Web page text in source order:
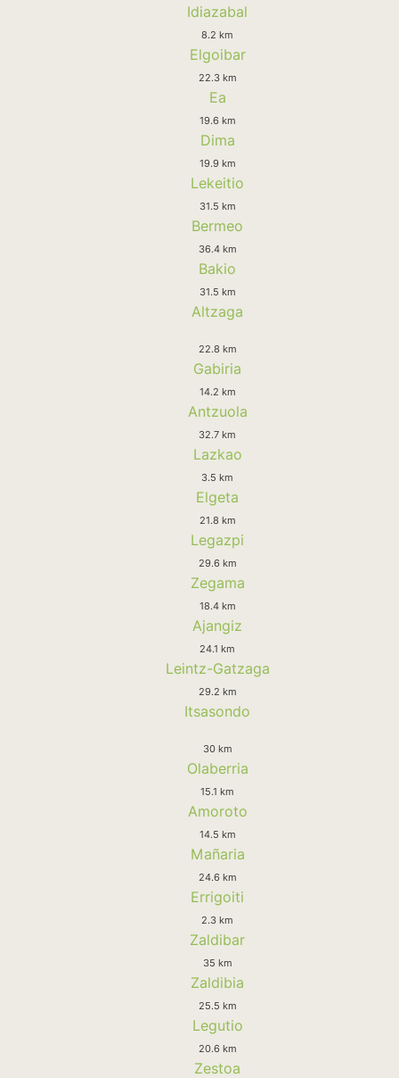
Idiazabal
8.2 km
Elgoibar
22.3 km
Ea
19.6 km
Dima
19.9 km
Lekeitio
31.5 km
Bermeo
36.4 km
Bakio
31.5 km
Altzaga
22.8 km
Gabiria
14.2 km
Antzuola
32.7 km
Lazkao
3.5 km
Elgeta
21.8 km
Legazpi
29.6 km
Zegama
18.4 km
Ajangiz
24.1 km
Leintz-Gatzaga
29.2 km
Itsasondo
30 km
Olaberria
15.1 km
Amoroto
14.5 km
Mañaria
24.6 km
Errigoiti
2.3 km
Zaldibar
35 km
Zaldibia
25.5 km
Legutio
20.6 km
Zestoa